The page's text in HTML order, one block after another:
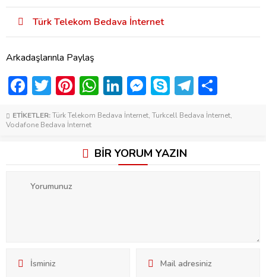
Türk Telekom Bedava İnternet
Arkadaşlarınla Paylaş
Facebook
Twitter
Pinterest
WhatsApp
LinkedIn
Messenger
Skype
ETİKETLER:Türk Telekom Bedava İnternet, Turkcell Bedava İnternet,
Vodafone Bedava İnternet
BİR YORUM YAZIN